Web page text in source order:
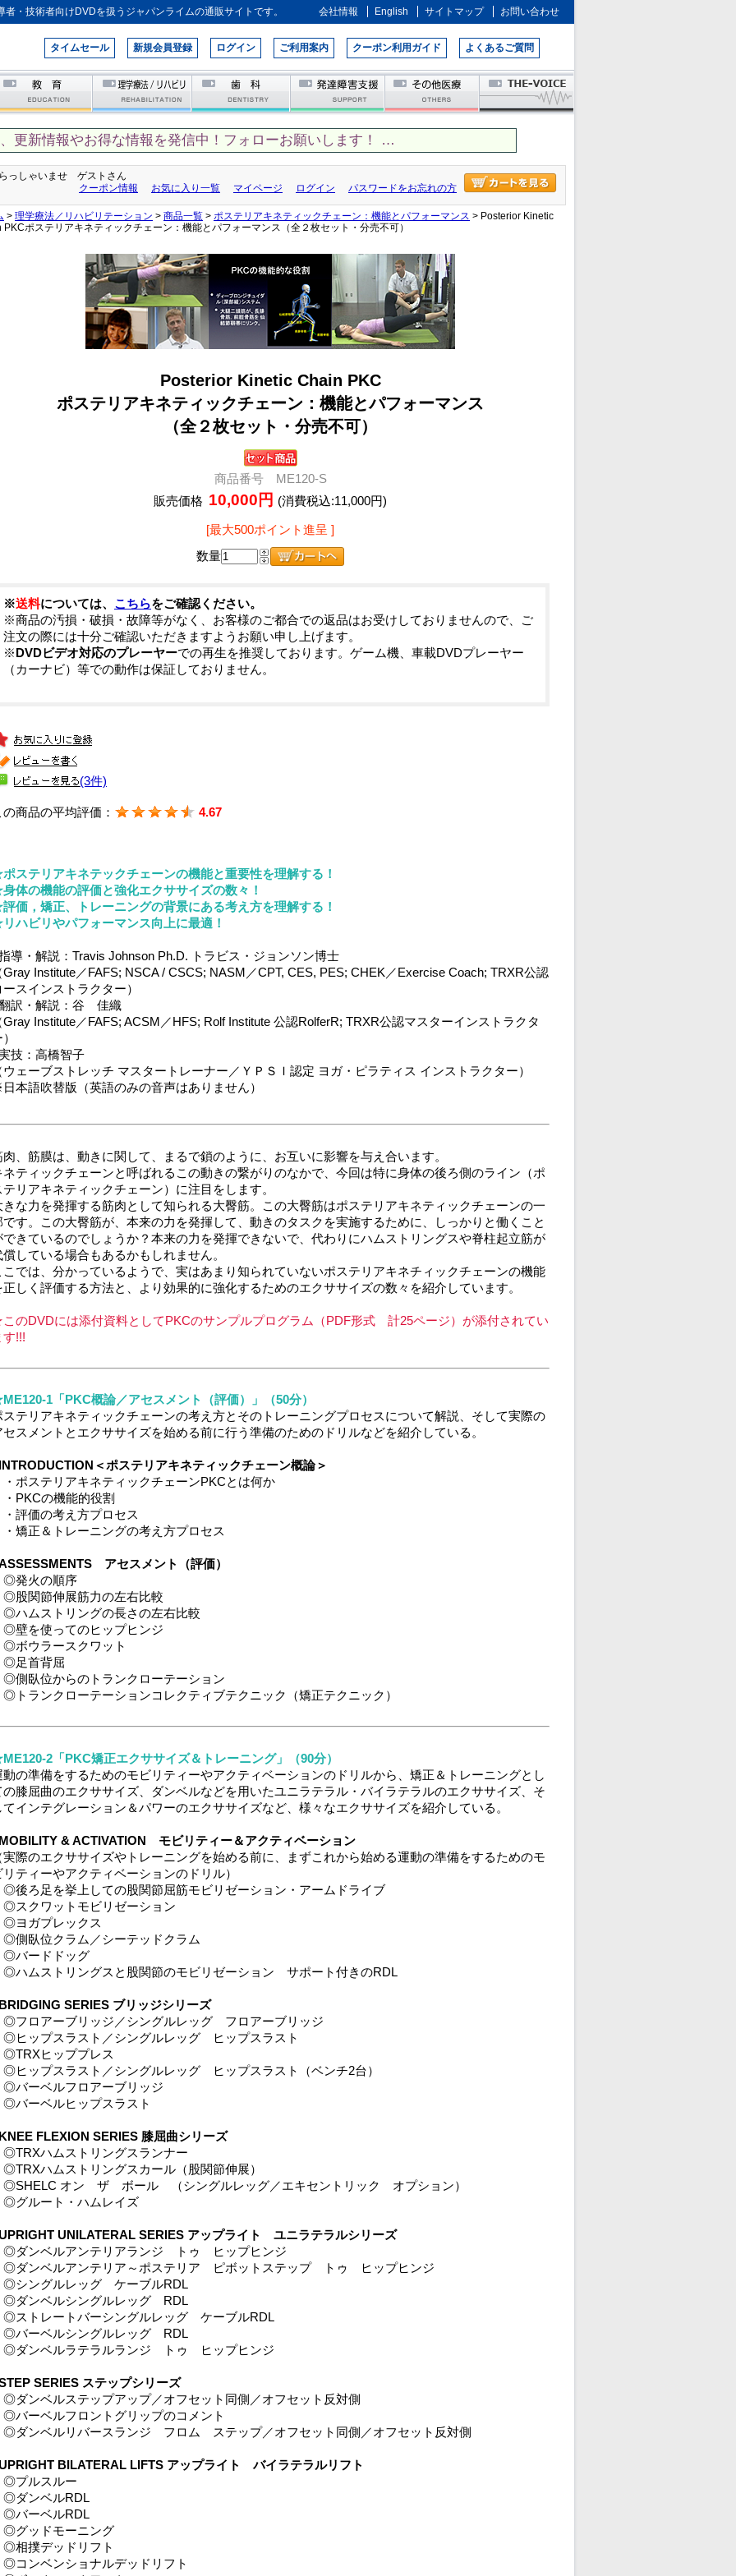
・技術者向けDVDを扱うジャパンライムの通販サイトです。 会社情報 English サイトマップ お問い合わせ
タイムセール 新規会員登録 ログイン ご利用案内 クーポン利用ガイド よくあるご質問
新情報やお得な情報を発信中！フォローお願いします！ …
っしゃいませ ゲストさん
クーポン情報
お気に入り一覧 マイページ ログイン パスワードをお忘れの方
> 理学療法／リハビリテーション > 商品一覧 > ポステリアキネティックチェーン：機能とパフォーマンス > Posterior Kinetic
PKCポステリアキネティックチェーン：機能とパフォーマンス（全２枚セット・分売不可）
Posterior Kinetic Chain PKC
ポステリアキネティックチェーン：機能とパフォーマンス
（全２枚セット・分売不可）
商品番号 ME120-S
販売価格 10,000円 (消費税込:11,000円)
[最大500ポイント進呈 ]
数量
※送料については、 こちらをご確認ください。
※商品の汚損・破損・故障等がなく、お客様のご都合での返品はお受けしておりませんので、ご
注文の際には十分ご確認いただきますようお願い申し上げます。
※DVDビデオ対応のプレーヤーでの再生を推奨しております。ゲーム機、車載DVDプレーヤー
（カーナビ）等での動作は保証しておりません。
(3件)
の商品の平均評価： 4.67
ステリアキネテックチェーンの機能と重要性を理解する！
体の機能の評価と強化エクササイズの数々！
価，矯正、トレーニングの背景にある考え方を理解する！
ハビリやパフォーマンス向上に最適！
導・解説：Travis Johnson Ph.D. トラビス・ジョンソン博士
Gray Institute／FAFS; NSCA / CSCS; NASM／CPT, CES, PES; CHEK／Exercise Coach; TRXR公認
ースインストラクター）
訳・解説：谷 佳織
Gray Institute／FAFS; ACSM／HFS; Rolf Institute 公認RolferR; TRXR公認マスターインストラクタ
技：高橋智子
ウェーブストレッチ マスタートレーナー／ＹＰＳＩ認定 ヨガ・ピラティス インストラクター）
本語吹替版（英語のみの音声はありません）
肉、筋膜は、動きに関して、まるで鎖のように、お互いに影響を与え合います。
ネティックチェーンと呼ばれるこの動きの繋がりのなかで、今回は特に身体の後ろ側のライン（ポ
テリアキネティックチェーン）に注目をします。
きな力を発揮する筋肉として知られる大臀筋。この大臀筋はポステリアキネティックチェーンの一
です。この大臀筋が、本来の力を発揮して、動きのタスクを実施するために、しっかりと働くこと
できているのでしょうか？本来の力を発揮できないで、代わりにハムストリングスや脊柱起立筋が
償している場合もあるかもしれません。
こでは、分かっているようで、実はあまり知られていないポステリアキネチィックチェーンの機能
正しく評価する方法と、より効果的に強化するためのエクササイズの数々を紹介しています。
のDVDには添付資料としてPKCのサンプルプログラム（PDF形式 計25ページ）が添付されてい
す!!!
1「PKC概論／アセスメント（評価）」（50分）
ステリアキネティックチェーンの考え方とそのトレーニングプロセスについて解説、そして実際の
セスメントとエクササイズを始める前に行う準備のためのドリルなどを紹介している。
＜ポステリアキネティックチェーン概論＞
ポステリアキネティックチェーンPKCとは何か
PKCの機能的役割
評価の考え方プロセス
矯正＆トレーニングの考え方プロセス
アセスメント（評価）
火の順序
関節伸展筋力の左右比較
ムストリングの長さの左右比較
を使ってのヒップヒンジ
ウラースクワット
首背屈
臥位からのトランクローテーション
ランクローテーションコレクティブテクニック（矯正テクニック）
2「PKC矯正エクササイズ＆トレーニング」（90分）
動の準備をするためのモビリティーやアクティベーションのドリルから、矯正＆トレーニングとし
の膝屈曲のエクササイズ、ダンベルなどを用いたユニラテラル・バイラテラルのエクササイズ、そ
てインテグレーション＆パワーのエクササイズなど、様々なエクササイズを紹介している。
& ACTIVATION モビリティー＆アクティベーション
実際のエクササイズやトレーニングを始める前に、まずこれから始める運動の準備をするためのモ
リティーやアクティベーションのドリル）
ろ足を挙上しての股関節屈筋モビリゼーション・アームドライブ
クワットモビリゼーション
ガプレックス
臥位クラム／シーテッドクラム
ードドッグ
ムストリングスと股関節のモビリゼーション サポート付きのRDL
SERIES ブリッジシリーズ
ロアーブリッジ／シングルレッグ フロアーブリッジ
ップスラスト／シングルレッグ ヒップスラスト
ヒッププレス
ップスラスト／シングルレッグ ヒップスラスト（ベンチ2台）
ーベルフロアーブリッジ
ーベルヒップスラスト
FLEXION SERIES 膝屈曲シリーズ
ハムストリングスランナー
ハムストリングスカール（股関節伸展）
オン ザ ボール （シングルレッグ／エキセントリック オプション）
ルート・ハムレイズ
UNILATERAL SERIES アップライト ユニラテラルシリーズ
ンベルアンテリアランジ トゥ ヒップヒンジ
ンベルアンテリア～ポステリア ピボットステップ トゥ ヒップヒンジ
ングルレッグ ケーブルRDL
ンベルシングルレッグ RDL
トレートバーシングルレッグ ケーブルRDL
ーベルシングルレッグ RDL
ンベルラテラルランジ トゥ ヒップヒンジ
SERIES ステップシリーズ
ンベルステップアップ／オフセット同側／オフセット反対側
ーベルフロントグリップのコメント
ンベルリバースランジ フロム ステップ／オフセット同側／オフセット反対側
BILATERAL LIFTS アップライト バイラテラルリフト
ルスルー
ンベルRDL
ーベルRDL
ッドモーニング
撲デッドリフト
ンベンショナルデッドリフト